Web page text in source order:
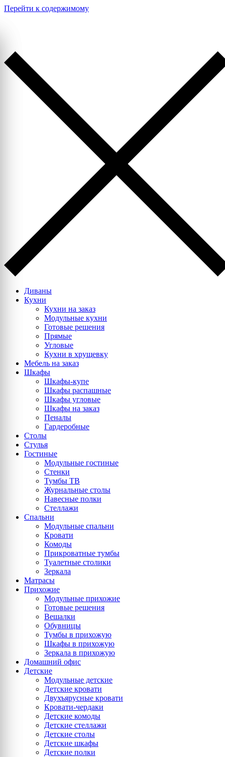
Перейти к содержимому
Диваны
Кухни
Кухни на заказ
Модульные кухни
Готовые решения
Прямые
Угловые
Кухни в хрущевку
Мебель на заказ
Шкафы
Шкафы-купе
Шкафы распашные
Шкафы угловые
Шкафы на заказ
Пеналы
Гардеробные
Столы
Стулья
Гостиные
Модульные гостиные
Стенки
Тумбы ТВ
Журнальные столы
Навесные полки
Стеллажи
Спальни
Модульные спальни
Кровати
Комоды
Прикроватные тумбы
Туалетные столики
Зеркала
Матрасы
Прихожие
Модульные прихожие
Готовые решения
Вешалки
Обувницы
Тумбы в прихожую
Шкафы в прихожую
Зеркала в прихожую
Домашний офис
Детские
Модульные детские
Детские кровати
Двухъярусные кровати
Кровати-чердаки
Детские комоды
Детские стеллажи
Детские столы
Детские шкафы
Детские полки